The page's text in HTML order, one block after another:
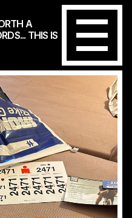
A
THIS IS